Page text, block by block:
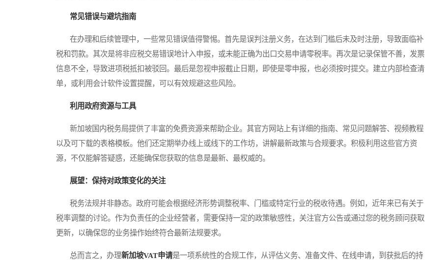
常见错误与避坑指南
在办理和后续管理中，一些常见错误值得警惕。首先是误判注册义务，在达到门槛后未及时注册，导致面临补
税和罚款。其次是将非应税交易错误地计入申报，或未能正确为出口交易申请零税率。再次是记录保管不善，发票
信息不全，导致进项税抵扣被驳回。最后是忽视申报截止日期，即使是零申报，也必须按时提交。建立内部检查清
单，或利用会计软件设置提醒，可以有效规避这些风险。
利用政府资源与工具
新加坡国内税务局提供了丰富的免费资源来帮助企业。其官方网站上有详细的指南、常见问题解答、视频教程
以及可下载的表格模板。他们还定期举办线上或线下的工作坊，讲解最新政策与合规要求。积极利用这些官方资
源，不仅能解答疑惑，还能确保您获取的信息是最新、最权威的。
展望：保持对政策变化的关注
税务法规并非静态。政府可能会根据经济形势调整税率、门槛或特定行业的税收待遇。例如，近年来已有关于
税率调整的讨论。作为负责任的企业经营者，需要保持一定的政策敏感性，关注官方公告或通过您的税务顾问获取
更新，以确保您的业务操作始终符合最新法规要求。
总而言之，办理新加坡VAT申请是一项系统性的合规工作，从评估义务、准备文件、在线申请，到获批后的持